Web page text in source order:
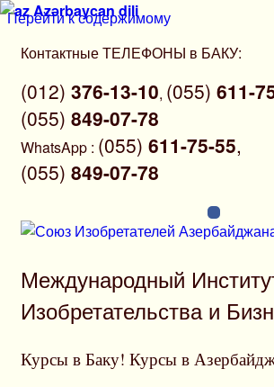
Перейти к содержимому
Контактные ТЕЛЕФОНЫ в БАКУ:
(012) 376-13-10, (055) 611-
(055) 849-07-78
WhatsApp : (055) 611-75-55,
(055) 849-07-78
Azərbaycan dili
Международный
Изобретательства и
Курсы в Баку! Курсы в